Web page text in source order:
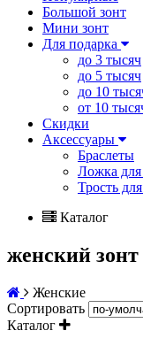
Большой зонт
Мини зонт
Для подарка
до 3 тысяч
до 5 тысяч
до 10
от 10
Скидки
Аксессуары
Браслеты
Ложка для
Трость
Каталог
женский
Женские
Сортировать
Каталог